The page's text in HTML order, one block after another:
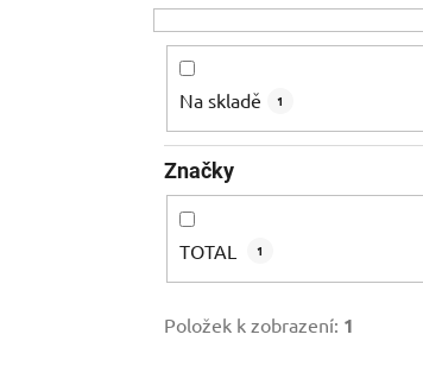
Na skladě 1
Značky
TOTAL 1
Položek k zobrazení: 1